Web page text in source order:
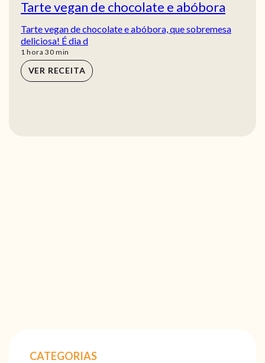
Tarte vegan de chocolate e abóbora
Tarte vegan de chocolate e abóbora, que sobremesa
deliciosa! É dia d
1 hora
hora 30min
min
VER RECEITA
CATEGORIAS